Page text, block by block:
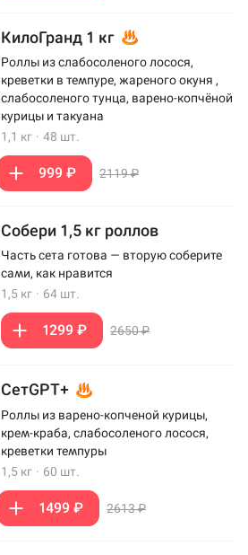
КилоГранд 1 кг
Роллы из слабосоленого лосося,
креветки в темпуре, жареного окуня ,
слабосоленого тунца, варено-копчёной
курицы и такуана
1,1 кг · 48 шт.
999 ₽ 2119 ₽
Собери 1,5 кг роллов
Часть сета готова — вторую соберите
сами, как нравится
1,5 кг · 64 шт.
1299 ₽ 2650 ₽
СетGPT+
Роллы из варено-копченой курицы,
крем-краба, слабосоленого лосося,
креветки темпуры
1,5 кг · 60 шт.
1499 ₽ 2613 ₽